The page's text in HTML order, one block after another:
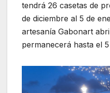
tendrá 26 casetas de
de diciembre al 5 de
artesanía Gabonart
permanecerá hasta el